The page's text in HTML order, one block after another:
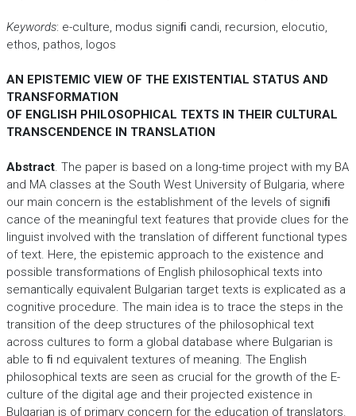
Keywords: e-culture, modus signiﬁ candi, recursion, elocutio,
ethos, pathos, logos
AN EPISTEMIC VIEW OF THE EXISTENTIAL STATUS AND
TRANSFORMATION
OF ENGLISH PHILOSOPHICAL TEXTS IN THEIR CULTURAL
TRANSCENDENCE IN TRANSLATION
Abstract. The paper is based on a long-time project with my BA
and MA classes at the South West University of Bulgaria, where
our main concern is the establishment of the levels of signiﬁ
cance of the meaningful text features that provide clues for the
linguist involved with the translation of different functional types
of text. Here, the epistemic approach to the existence and
possible transformations of English philosophical texts into
semantically equivalent Bulgarian target texts is explicated as a
cognitive procedure. The main idea is to trace the steps in the
transition of the deep structures of the philosophical text
across cultures to form a global database where Bulgarian is
able to ﬁ nd equivalent textures of meaning. The English
philosophical texts are seen as crucial for the growth of the E-
culture of the digital age and their projected existence in
Bulgarian is of primary concern for the education of translators.